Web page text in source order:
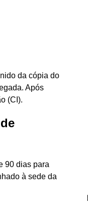
da cópia do
Após
(CI).
90 dias para
à sede da